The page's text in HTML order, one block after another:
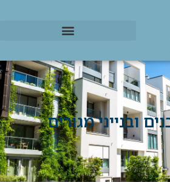
ובנייני מגורים